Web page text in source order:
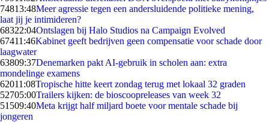
74813:48Meer agressie tegen een andersluidende politieke mening,
laat jij je intimideren?
68322:04Ontslagen bij Halo Studios na Campaign Evolved
67411:46Kabinet geeft bedrijven geen compensatie voor schade door
laagwater
63809:37Denemarken pakt AI-gebruik in scholen aan: extra
mondelinge examens
62011:08Tropische hitte keert zondag terug met lokaal 32 graden
52705:00Trailers kijken: de bioscoopreleases van week 32
51509:40Meta krijgt half miljard boete voor mentale schade bij
jongeren